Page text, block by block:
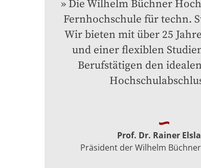
Die Wilhelm Büchner
Fernhochschule für techn.
Wir bieten mit über 25
und einer flexiblen
Berufstätigen den
Prof. Dr. Rainer
Präsident der Wilhelm